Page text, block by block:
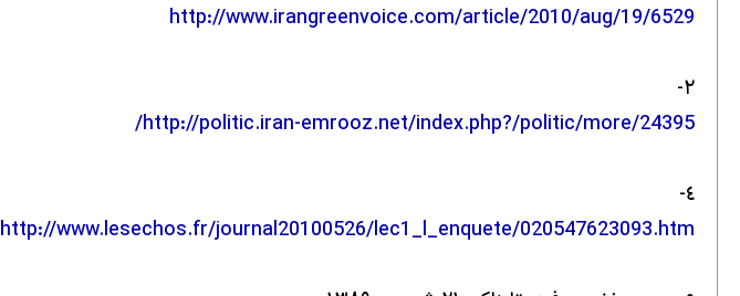
http://www.irangreenvoice.com/article/2010/aug/19/6529
٢-
http://politic.iran-emrooz.net/index.php?/politic/more/24395/
٤-
http://www.lesechos.fr/journal20100526/lec1_l_enquete/020547623093.htm